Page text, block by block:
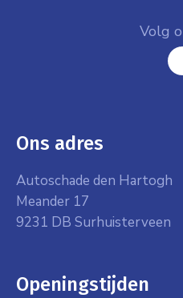
Volg
Ons adres
Autoschade den Hartogh
Meander 17
9231 DB Surhuisterveen
Openingstijden